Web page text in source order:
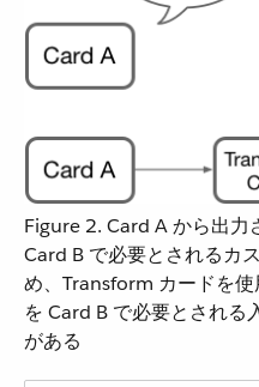
Figure 2. Card A から出力
Card B で必要とされるカ
め、Transform カードを
を Card B で必要とされる
がある